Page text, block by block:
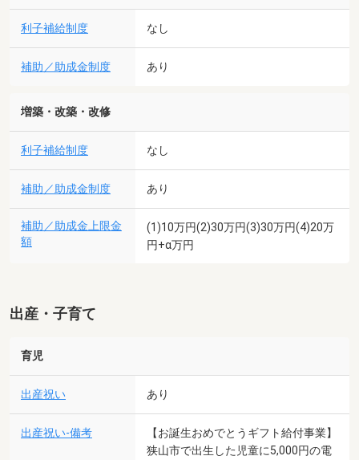
利子補給制度 なし
補助／助成金制度 あり
増築・改築・改修
利子補給制度 なし
補助／助成金制度 あり
補助／助成金上限金
額
(1)10万円(2)30万円(3)30万円(4)20万
円+α万円
出産・子育て
育児
出産祝い あり
出産祝い-備考
【お誕生おめでとうギフト給付事業】
狭山市で出生した児童に5,000円の電